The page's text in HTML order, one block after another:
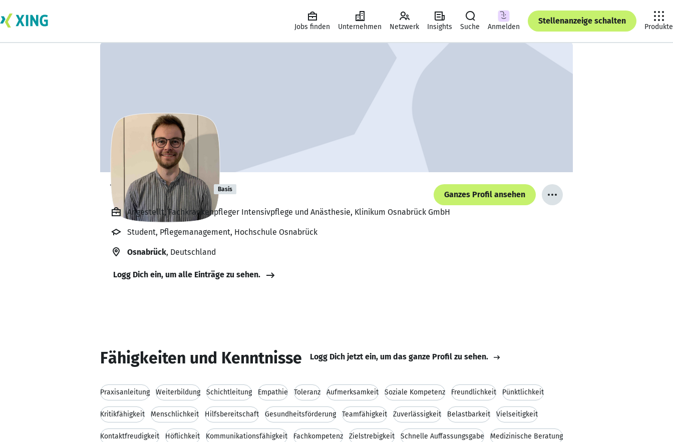
Jobs finden Unternehmen Netzwerk Insights Suche Anmelden
Stellenanzeige schalten
Produkte
Tjebbe Frühling Basis
Ganzes Profil ansehen
Angestellt, Fachkrankenpfleger Intensivpflege und Anästhesie, Klinikum Osnabrück GmbH
Student, Pflegemanagement, Hochschule Osnabrück
Osnabrück, Deutschland
Logg Dich ein, um alle Einträge zu sehen.
Fähigkeiten und Kenntnisse Logg Dich jetzt ein, um das ganze Profil zu sehen.
Praxisanleitung Weiterbildung Schichtleitung Empathie Toleranz Aufmerksamkeit Soziale Kompetenz Freundlichkeit Pünktlichkeit
Kritikfähigkeit Menschlichkeit Hilfsbereitschaft Gesundheitsförderung Teamfähigkeit Zuverlässigkeit Belastbarkeit Vielseitigkeit
Kontaktfreudigkeit Höflichkeit Kommunikationsfähigkeit Fachkompetenz Zielstrebigkeit Schnelle Auffassungsgabe Medizinische Beratung